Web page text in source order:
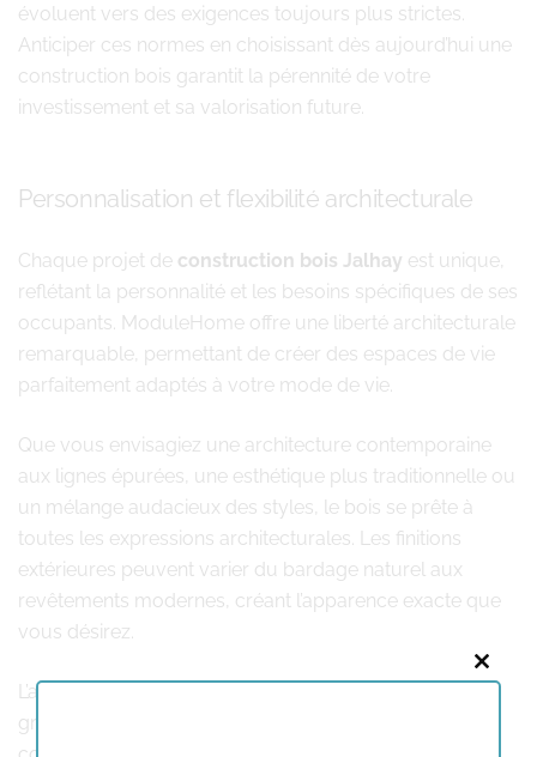
évoluent vers des exigences toujours plus strictes.
Anticiper ces normes en choisissant dès aujourd’hui une
construction bois garantit la pérennité de votre
investissement et sa valorisation future.
Personnalisation et flexibilité architecturale
Chaque projet de construction bois Jalhay est unique,
reflétant la personnalité et les besoins spécifiques de ses
occupants. ModuleHome offre une liberté architecturale
remarquable, permettant de créer des espaces de vie
parfaitement adaptés à votre mode de vie.
Que vous envisagiez une architecture contemporaine
aux lignes épurées, une esthétique plus traditionnelle ou
un mélange audacieux des styles, le bois se prête à
toutes les expressions architecturales. Les finitions
extérieures peuvent varier du bardage naturel aux
revêtements modernes, créant l’apparence exacte que
vous désirez.
L’aménagement intérieur bénéficie également d’une
grande flexibilité : espaces ouverts favorisant la
Close